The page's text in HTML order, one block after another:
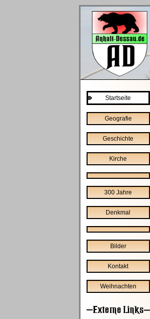
Startseite
Geografie
Geschichte
Kirche
300 Jahre
Denkmal
Bilder
Kontakt
Weihnachten